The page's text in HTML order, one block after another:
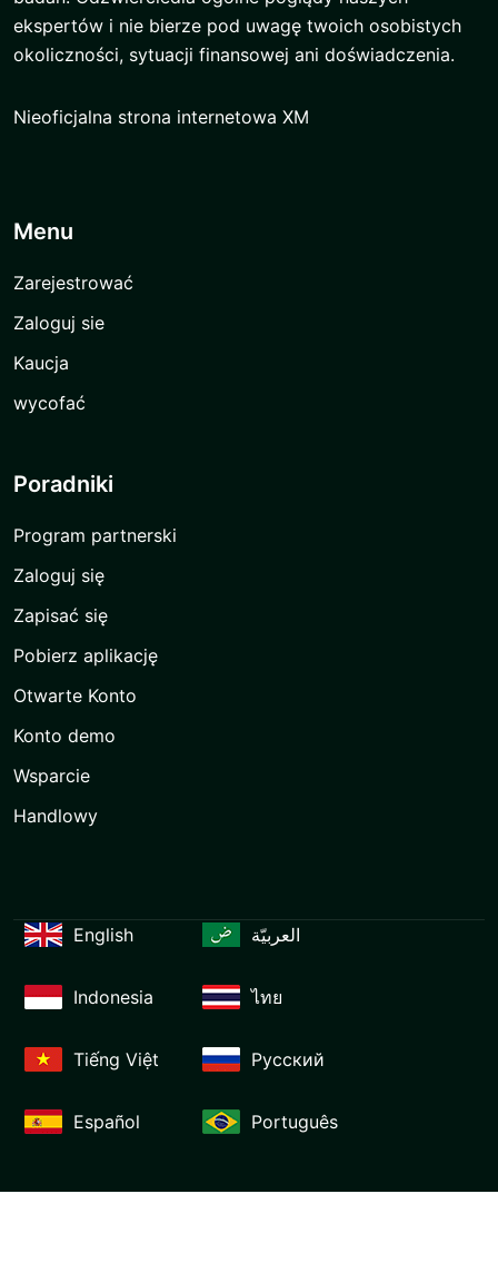
ekspertów i nie bierze pod uwagę twoich osobistych
okoliczności, sytuacji finansowej ani doświadczenia.
Nieoficjalna strona internetowa XM
Menu
Zarejestrować
Zaloguj sie
Kaucja
wycofać
Poradniki
Program partnerski
Zaloguj się
Zapisać się
Pobierz aplikację
Otwarte Konto
Konto demo
Wsparcie
Handlowy
English العربيّة
Indonesia ไทย
Tiếng Việt Русский
Español Português